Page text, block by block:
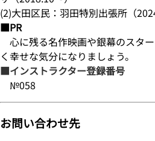
(2)大田区民：羽田特別出張所（
■PR
心に残る名作映画や銀幕のスタ
く幸せな気分になりましょう。
■インストラクター登録番号
№058
お問い合わせ先